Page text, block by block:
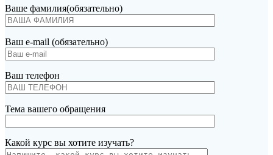
Ваше фамилия(обязательно)
Ваш e-mail (обязательно)
Ваш телефон
Тема вашего обращения
Какой курс вы хотите изучать?